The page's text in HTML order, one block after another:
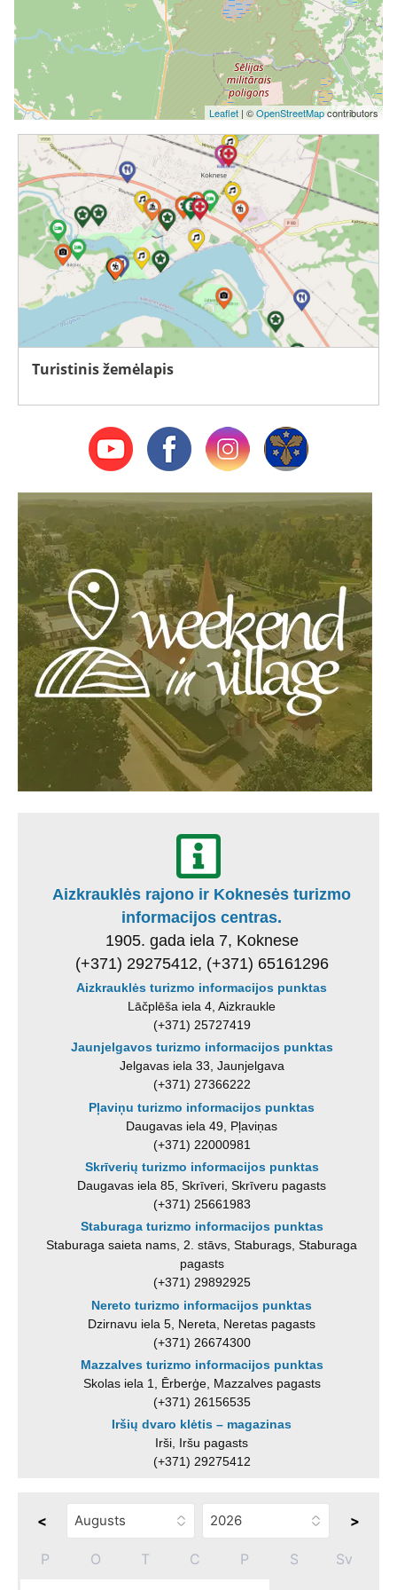
Leaflet | ©OpenStreetMapcontributors
Turistinis žemėlapis
Aizkrauklės rajono ir Koknesės turizmo
informacijos centras.
1905. gada iela 7, Koknese
(+371) 29275412, (+371) 65161296
Aizkrauklės turizmo informacijos punktas
Lāčplēša iela 4, Aizkraukle
(+371) 25727419
Jaunjelgavos turizmo informacijos punktas
Jelgavas iela 33, Jaunjelgava
(+371) 27366222
Pļaviņu turizmo informacijos punktas
Daugavas iela 49, Pļaviņas
(+371) 22000981
Skrīverių turizmo informacijos punktas
Daugavas iela 85, Skrīveri, Skrīveru pagasts
(+371) 25661983
Staburaga turizmo informacijos punktas
Staburaga saieta nams, 2. stāvs, Staburags, Staburaga
pagasts
(+371) 29892925
Nereto turizmo informacijos punktas
Dzirnavu iela 5, Nereta, Neretas pagasts
(+371) 26674300
Mazzalves turizmo informacijos punktas
Skolas iela 1, Ērberģe, Mazzalves pagasts
(+371) 26156535
Iršių dvaro klėtis – magazinas
Irši, Iršu pagasts
(+371) 29275412
< >
P O T C P S Sv